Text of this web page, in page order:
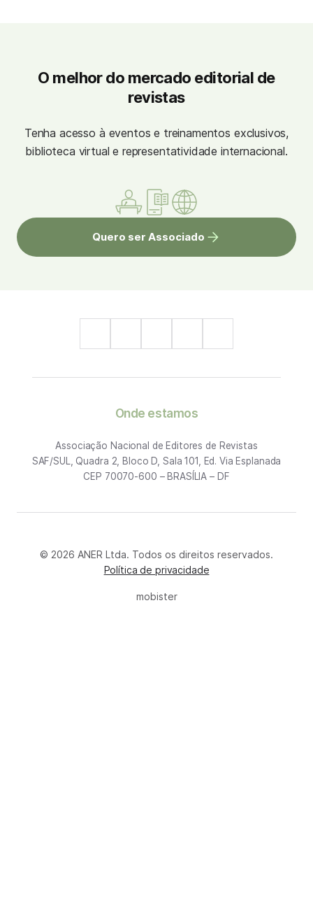
O melhor do mercado editorial de
revistas
Tenha acesso à eventos e treinamentos exclusivos,
biblioteca virtual e representatividade internacional.
Quero ser Associado
Onde estamos
Associação Nacional de Editores de Revistas
SAF/SUL, Quadra 2, Bloco D, Sala 101, Ed. Via Esplanada
CEP 70070-600 – BRASÍLIA – DF
© 2026 ANER Ltda. Todos os direitos reservados.
Política de privacidade
mobister